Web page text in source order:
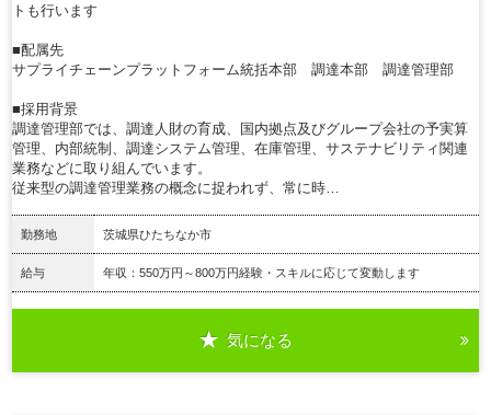
トも行います
■配属先
サプライチェーンプラットフォーム統括本部 調達本部 調達管理部
■採用背景
調達管理部では、調達人財の育成、国内拠点及びグループ会社の予実算
管理、内部統制、調達システム管理、在庫管理、サステナビリティ関連
業務などに取り組んでいます。
従来型の調達管理業務の概念に捉われず、常に時…
勤務地 茨城県ひたちなか市
給与 年収：550万円～800万円経験・スキルに応じて変動します
気になる